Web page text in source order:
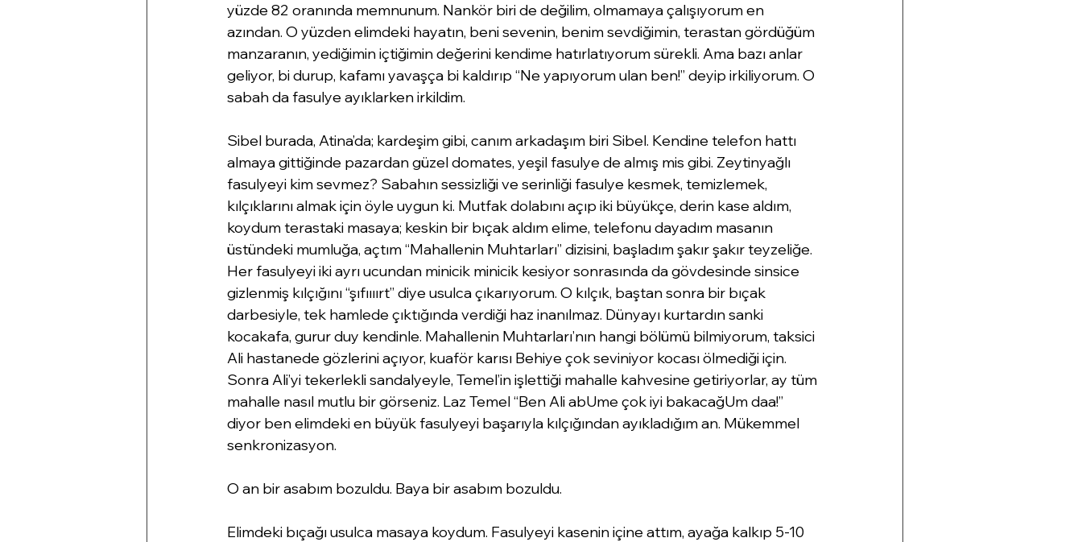
yüzde 82 oranında memnunum. Nankör biri de değilim, olmamaya çalışıyorum en
azından. O yüzden elimdeki hayatın, beni sevenin, benim sevdiğimin, terastan gördüğüm
manzaranın, yediğimin içtiğimin değerini kendime hatırlatıyorum sürekli. Ama bazı anlar
geliyor, bi durup, kafamı yavaşça bi kaldırıp “Ne yapıyorum ulan ben!” deyip irkiliyorum. O
sabah da fasulye ayıklarken irkildim.
Sibel burada, Atina’da; kardeşim gibi, canım arkadaşım biri Sibel. Kendine telefon hattı
almaya gittiğinde pazardan güzel domates, yeşil fasulye de almış mis gibi. Zeytinyağlı
fasulyeyi kim sevmez? Sabahın sessizliği ve serinliği fasulye kesmek, temizlemek,
kılçıklarını almak için öyle uygun ki. Mutfak dolabını açıp iki büyükçe, derin kase aldım,
koydum terastaki masaya; keskin bir bıçak aldım elime, telefonu dayadım masanın
üstündeki mumluğa, açtım “Mahallenin Muhtarları” dizisini, başladım şakır şakır teyzeliğe.
Her fasulyeyi iki ayrı ucundan minicik minicik kesiyor sonrasında da gövdesinde sinsice
gizlenmiş kılçığını “şıfıııırt” diye usulca çıkarıyorum. O kılçık, baştan sonra bir bıçak
darbesiyle, tek hamlede çıktığında verdiği haz inanılmaz. Dünyayı kurtardın sanki
kocakafa, gurur duy kendinle. Mahallenin Muhtarları’nın hangi bölümü bilmiyorum, taksici
Ali hastanede gözlerini açıyor, kuaför karısı Behiye çok seviniyor kocası ölmediği için.
Sonra Ali’yi tekerlekli sandalyeyle, Temel’in işlettiği mahalle kahvesine getiriyorlar, ay tüm
mahalle nasıl mutlu bir görseniz. Laz Temel “Ben Ali abUme çok iyi bakacağUm daa!”
diyor ben elimdeki en büyük fasulyeyi başarıyla kılçığından ayıkladığım an. Mükemmel
senkronizasyon.
O an bir asabım bozuldu. Baya bir asabım bozuldu.
Elimdeki bıçağı usulca masaya koydum. Fasulyeyi kasenin içine attım, ayağa kalkıp 5-10